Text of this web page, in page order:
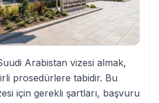
Arabistan vizesi almak,
prosedürlere tabidir. Bu
için gerekli şartları, başvuru